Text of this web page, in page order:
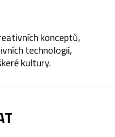
konceptů,
technologií,
kultury.